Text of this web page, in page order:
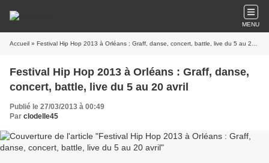
MENU
Accueil » Festival Hip Hop 2013 à Orléans : Graff, danse, concert, battle, live du 5 au 20 avril
Festival Hip Hop 2013 à Orléans : Graff, danse,
concert, battle, live du 5 au 20 avril
Publié le 27/03/2013 à 00:49
Par clodelle45